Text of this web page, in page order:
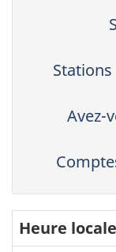
Avez-
Heure